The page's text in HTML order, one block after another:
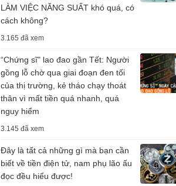
LÀM VIỆC NĂNG SUẤT khó quá, có
cách không?
3.165 đã xem
“Chứng sĩ" lao đao gần Tết: Người
gồng lỗ chờ qua giai đoạn đen tối
của thị trường, kẻ tháo chạy thoát
thân vì mất tiền quá nhanh, quá
nguy hiểm
3.145 đã xem
Đây là tất cả những gì mà bạn cần
biết về tiền điện tử, nam phụ lão ấu
đọc đều hiểu được!